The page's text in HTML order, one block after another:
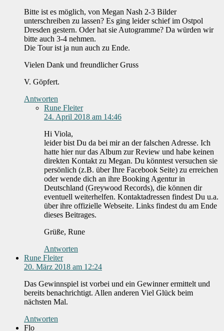
Bitte ist es möglich, von Megan Nash 2-3 Bilder
unterschreiben zu lassen? Es ging leider schief im Ostpol
Dresden gestern. Oder hat sie Autogramme? Da würden wir
bitte auch 3-4 nehmen.
Die Tour ist ja nun auch zu Ende.
Vielen Dank und freundlicher Gruss
V. Göpfert.
Antworten
Rune Fleiter
24. April 2018 am 14:46
Hi Viola,
leider bist Du da bei mir an der falschen Adresse. Ich
hatte hier nur das Album zur Review und habe keinen
direkten Kontakt zu Megan. Du könntest versuchen sie
persönlich (z.B. über Ihre Facebook Seite) zu erreichen
oder wende dich an ihre Booking Agentur in
Deutschland (Greywood Records), die können dir
eventuell weiterhelfen. Kontaktadressen findest Du u.a.
über ihre offizielle Webseite. Links findest du am Ende
dieses Beitrages.
Grüße, Rune
Antworten
Rune Fleiter
20. März 2018 am 12:24
Das Gewinnspiel ist vorbei und ein Gewinner ermittelt und
bereits benachrichtigt. Allen anderen Viel Glück beim
nächsten Mal.
Antworten
Flo